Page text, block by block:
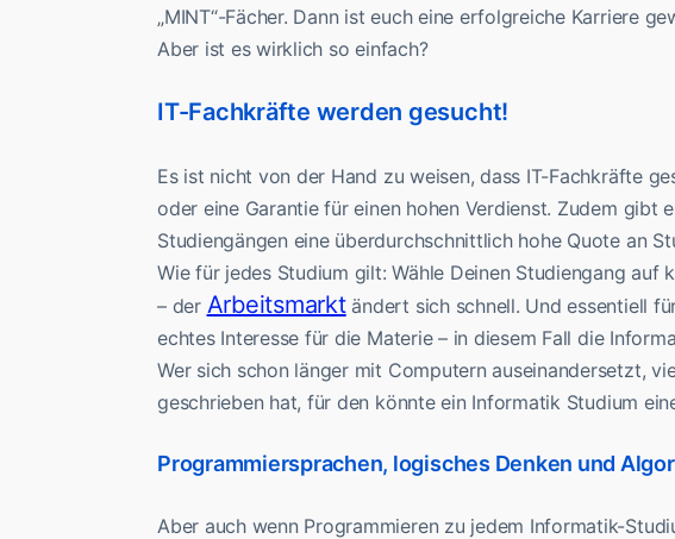
„MINT“-Fächer. Dann ist euch eine erfolgreiche Karriere
Aber ist es wirklich so einfach?
IT-Fachkräfte werden gesucht!
Es ist nicht von der Hand zu weisen, dass IT-Fachkräfte
oder eine Garantie für einen hohen Verdienst. Zudem gibt
Studiengängen eine überdurchschnittlich hohe Quote an
Wie für jedes Studium gilt: Wähle Deinen Studiengang auf
– der Arbeitsmarktändert sich schnell. Und essentiell
echtes Interesse für die Materie – in diesem Fall die
Wer sich schon länger mit Computern auseinandersetzt,
geschrieben hat, für den könnte ein Informatik Studium
Programmiersprachen, logisches Denken und
Aber auch wenn Programmieren zu jedem Informatik-